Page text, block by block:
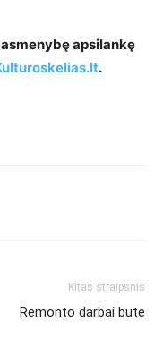
apsilankę
.
Kitas straipsnis
Remonto darbai bute